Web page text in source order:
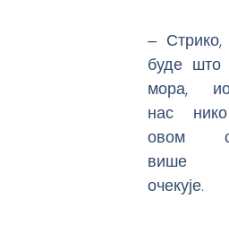
‒ Стрико,
буде што
мора,
нас
овом
више
очекује.